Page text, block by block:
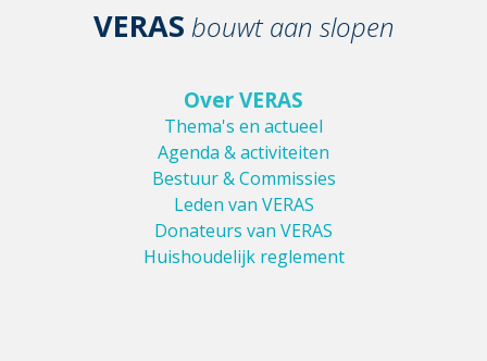
VERAS bouwt aan slopen
Over VERAS
Thema's en actueel
Agenda & activiteiten
Bestuur & Commissies
Leden van VERAS
Donateurs van VERAS
Huishoudelijk reglement